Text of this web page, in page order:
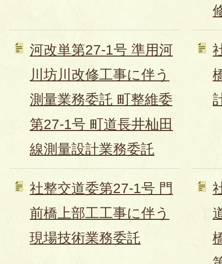
河改単第27-1号 準用河
川坊川改修工事に伴う
測量業務委託 町整維委
第27-1号 町道長井杣田
線測量設計業務委託
社整交道委第27-1号 門
前橋上部工工事に伴う
現場技術業務委託